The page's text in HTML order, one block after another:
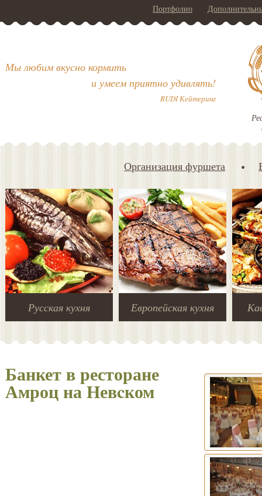
Портфолио
Мы любим вкусно кормить
и умеем приятно удивлять!
RUDI Кейтеринг
Организация фуршета
Русская кухня Европейская кухня
Банкет в ресторане
Амроц на Невcком